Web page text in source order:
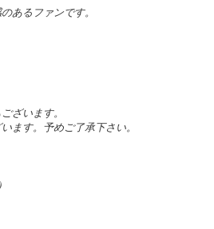
あるファンです。
ざいます。
ます。予めご了承下さい。